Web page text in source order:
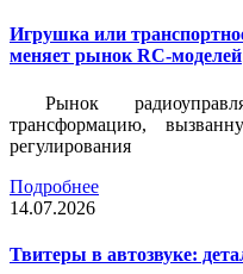
Игрушка или
меняет рынок RC-моделей
Рынок
трансформацию,
регулирования
Подробнее
14.07.2026
Твитеры в автозвуке: